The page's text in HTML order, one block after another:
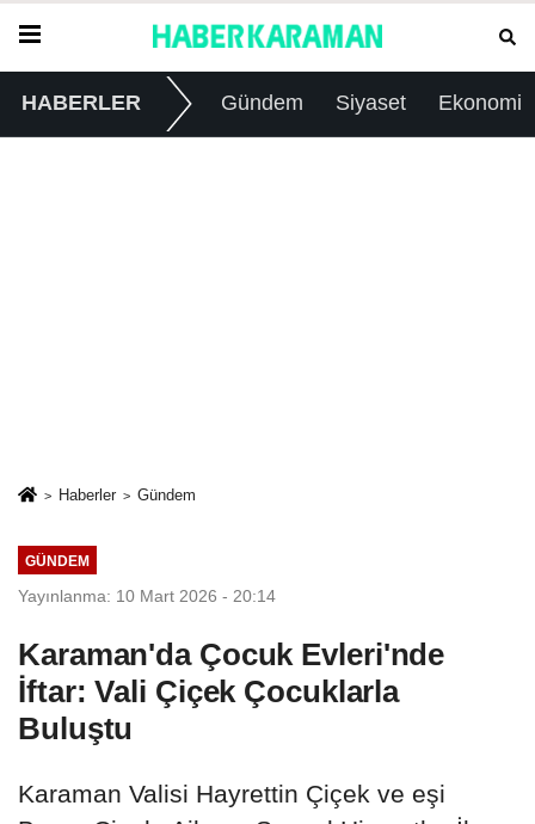
HABERLER Gündem Siyaset Ekonomi
Haberler Gündem
GÜNDEM
Yayınlanma: 10 Mart 2026 - 20:14
Karaman'da Çocuk Evleri'nde
İftar: Vali Çiçek Çocuklarla
Buluştu
Karaman Valisi Hayrettin Çiçek ve eşi